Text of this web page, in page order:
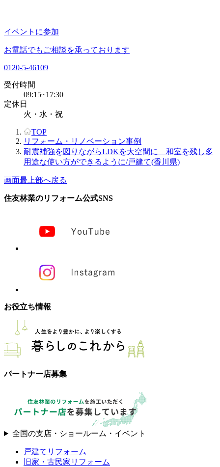
イベントに参加
お電話でもご相談を承っております
0120-5-46109
受付時間
09:15~17:30
定休日
火・水・祝
TOP
リフォーム・リノベーション事例
耐震補強を図りながらLDKを大空間に 和室を残し多
用途な使い方ができるように/戸建て(香川県)
画面最上部へ戻る
住友林業のリフォーム公式SNS
お役立ち情報
パートナー店募集
全国の支店・ショールーム・イベント
戸建てリフォーム
旧家・古民家リフォーム